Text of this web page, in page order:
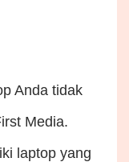
Anda tidak
Media.
laptop yang